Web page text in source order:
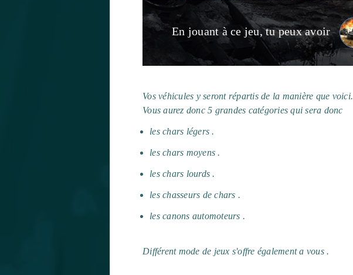
En jouant à ce jeu, tu peux avoir
Vos véhicules y seront répartis de la manière que voici.
Vous aurez donc 5 grandes catégories qui sera donc
les chars légers .
les chars moyens .
les chars lourds .
les chasseurs de chars .
les canons automoteurs .
Différent mode de jeux s'offre également a vous .